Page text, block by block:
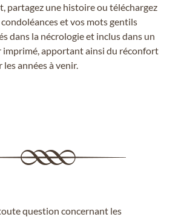
partagez une histoire ou téléchargez
et vos mots gentils
dans la nécrologie et inclus dans un
imprimé, apportant ainsi du réconfort
années à venir.
question concernant les